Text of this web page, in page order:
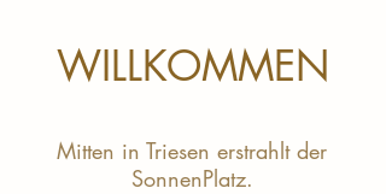
WILLKOMMEN
Mitten in Triesen erstrahlt der
SonnenPlatz.